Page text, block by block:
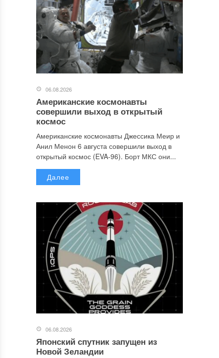
06.08.2026
Американские космонавты
совершили выход в открытый
космос
Американские космонавты Джессика Меир и
Анил Менон 6 августа совершили выход в
открытый космос (EVA-96). Борт МКС они...
Далее
06.08.2026
Японский спутник запущен из
Новой Зеландии